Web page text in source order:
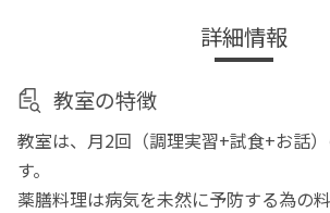
詳細情報
教室の特徴
教室は、月2回（調理実習+試食+お話
す。
薬膳料理は病気を未然に予防する為の料